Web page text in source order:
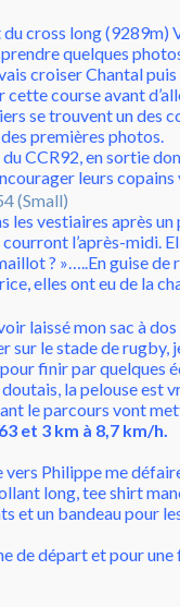
du cross long (9289m)
quelques
croiser Chantal puis
cette course avant
se trouvent un des
premières photos.
CCR92, en sortie
leurs copains
les vestiaires après
l’après-midi.
? »…..En guise de
elles ont eu de la
laissé mon sac à
sur le stade de rugby,
finir par quelques
doutais, la pelouse est
le parcours vont
et 3 km à 8,7 km/h.
vers Philippe me
long, tee shirt
et un bandeau pour
de départ et pour